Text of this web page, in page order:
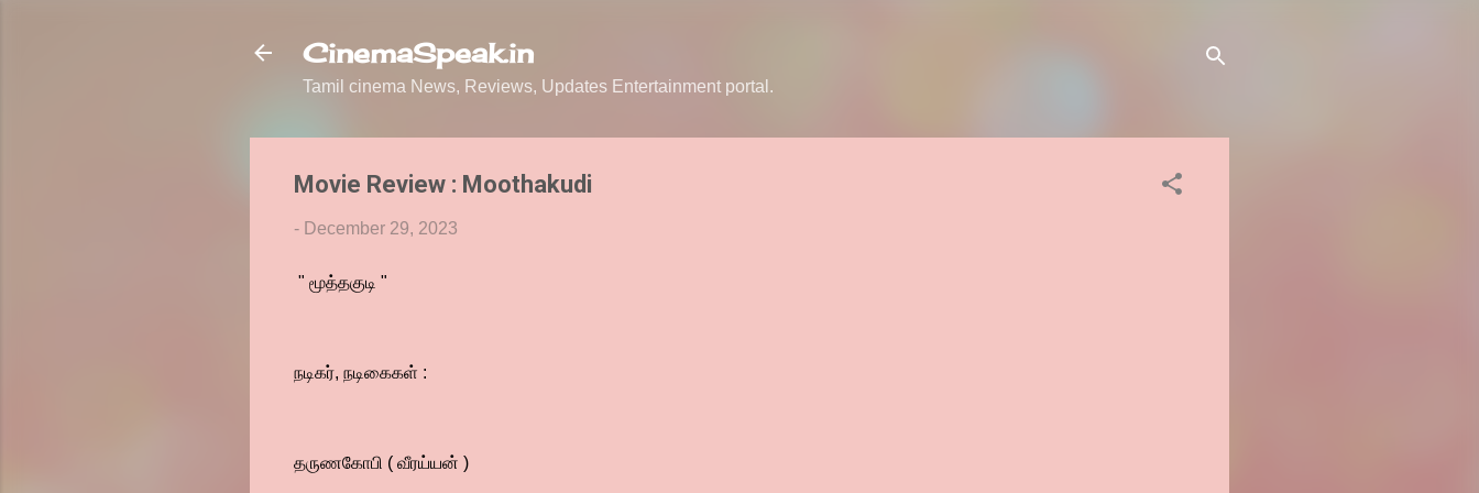
CinemaSpeak.in
Tamil cinema News, Reviews, Updates Entertainment portal.
Movie Review : Moothakudi
- December 29, 2023
" மூத்தகுடி "
நடிகர், நடிகைகள் :
தருணகோபி ( வீரய்யன் )